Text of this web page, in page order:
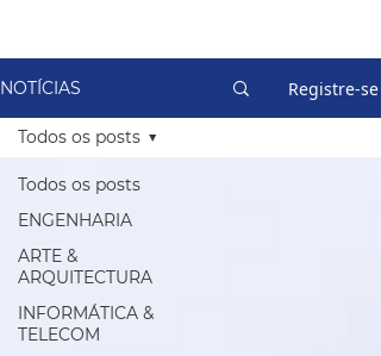
NOTÍCIAS Registre-se
Todos os posts
ENGENHARIA
ARTE &
ARQUITECTURA
INFORMÁTICA &
TELECOM
Todos os posts